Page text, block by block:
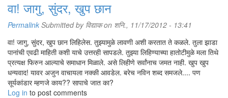
वा! जागु, सुंदर, खुप छान
Permalink Submitted by विद्याकon शनि., 11/17/2012 - 13:41
वा! जागु, सुंदर, खुप छान लिहिलेस. तुझ्यामुळे लावणी अशी करतात ते कळले. तुला झाडा
पानांची एवढी माहिती कशी याचे उत्तरही सापडले. तुझ्या लिहिण्याच्या हातोटीमुळे मला तिथे
प्रत्यक्ष फिरुन आल्याचे समाधान मिळाले. असे लिहीणे सर्वांनाच जमत नाही. खुप खुप
धन्यवाद! यावर अजुन वाचायला नक्की आवडेल. बरेच नविन शब्द समजले.... पण
सूर्यकांडार म्हणजे काय?? सापाचे जात का?
Log in to post comments